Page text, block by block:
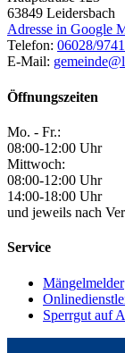
63849 Leidersbach
Adresse in Google
Telefon: 06028/
E-Mail:
Öffnungszeiten
Mo. - Fr.:
08:00-12:00 Uhr
Mittwoch:
08:00-12:00 Uhr
14:00-18:00 Uhr
und jeweils nach
Service
Mängelmelder
Sperrgut auf